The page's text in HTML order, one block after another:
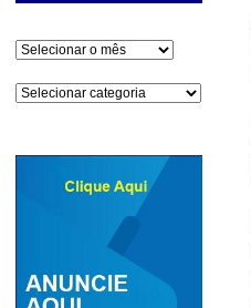
Arquivos
Categorias